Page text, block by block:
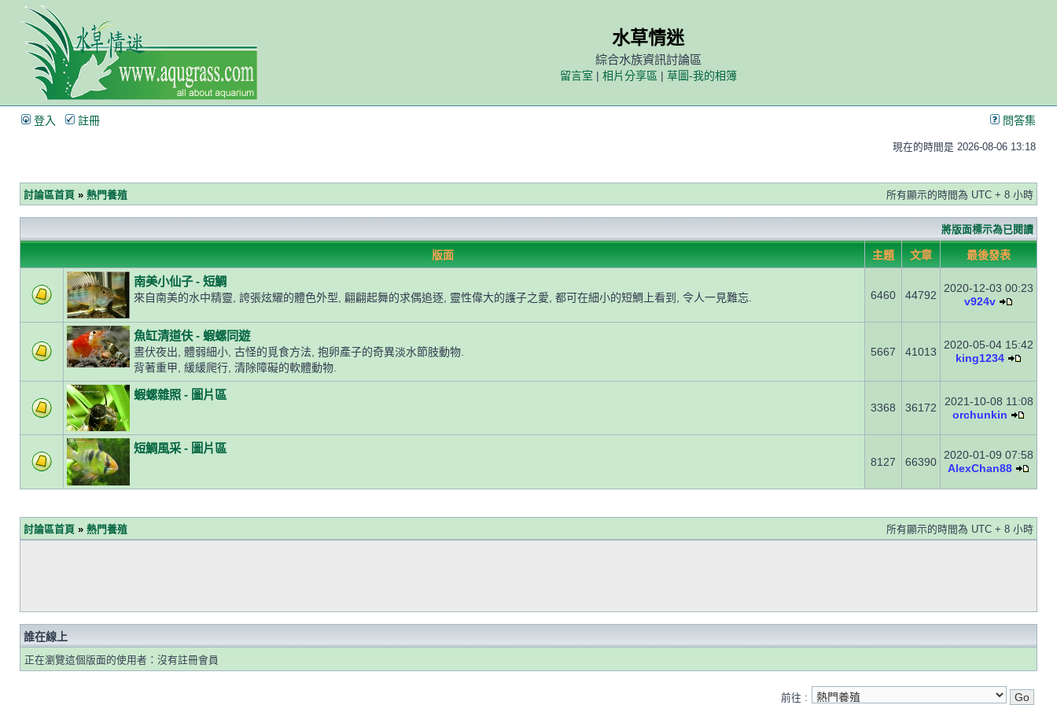
水草情迷
綜合水族資訊討論區
留言室 | 相片分享區 | 草圖-我的相簿
登入 註冊 問答集
現在的時間是 2026-08-06 13:18
討論區首頁 » 熱門養殖 所有顯示的時間為 UTC + 8 小時
將版面標示為已閱讀
版面 主題 文章 最後發表
南美小仙子 - 短鯛
來自南美的水中精靈, 誇張炫耀的體色外型, 翩翩起舞的求偶追逐, 靈性偉大的護子之愛, 都可在細小的短鯛上看到, 令人一見難忘. 6460 44792
2020-12-03 00:23
v924v
魚缸清道伕 - 蝦螺同遊
晝伏夜出, 體弱細小, 古怪的覓食方法, 抱卵產子的奇異淡水節肢動物.
背著重甲, 緩緩爬行, 清除障礙的軟體動物.
5667 41013
2020-05-04 15:42
king1234
蝦螺雜照 - 圖片區
3368 36172
2021-10-08 11:08
orchunkin
短鯛風采 - 圖片區
8127 66390
2020-01-09 07:58
AlexChan88
討論區首頁 » 熱門養殖 所有顯示的時間為 UTC + 8 小時
誰在線上
正在瀏覽這個版面的使用者：沒有註冊會員
前往 :